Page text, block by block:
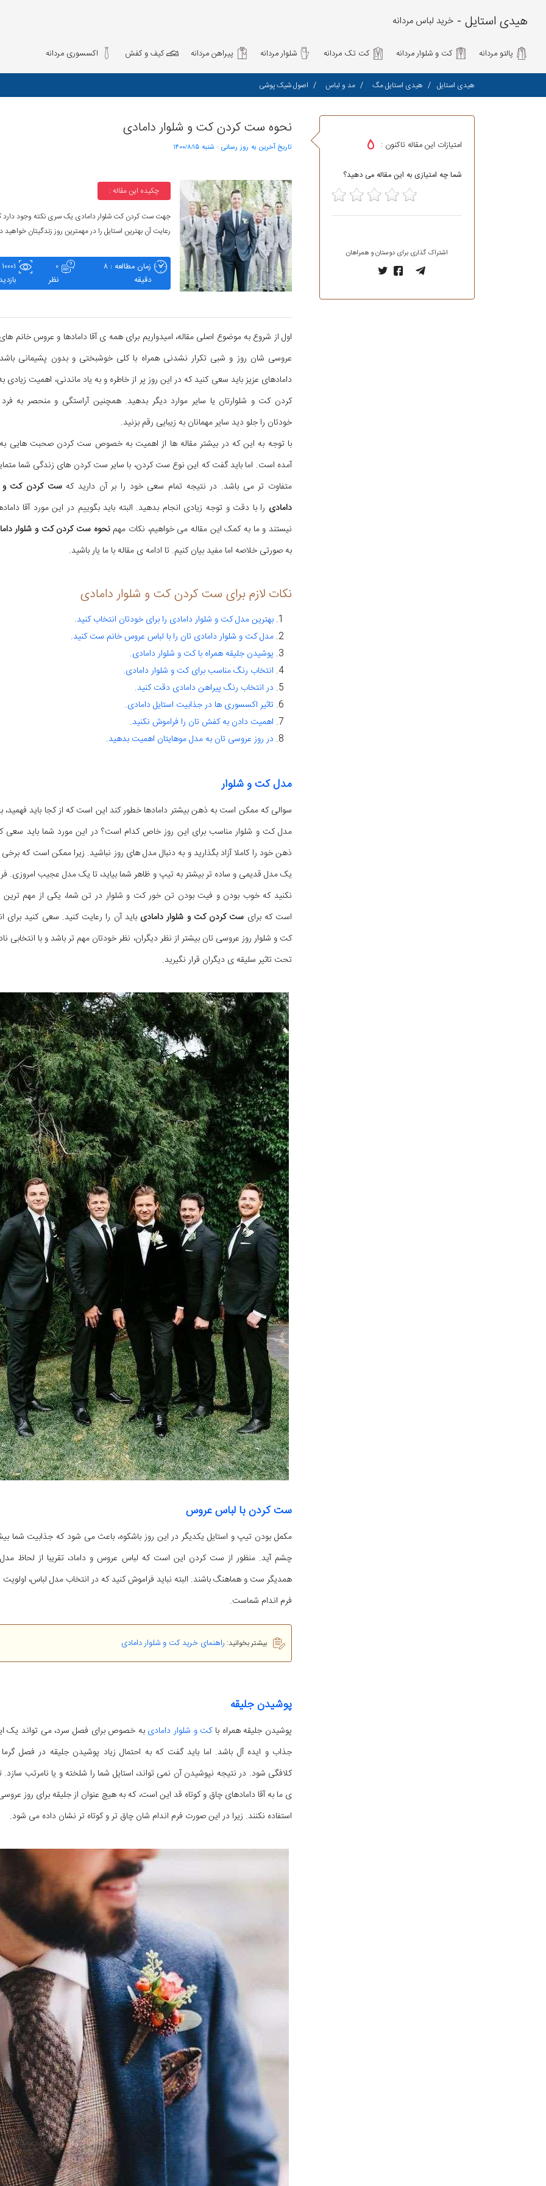
هیدی استایل - خرید لباس مردانه
پالتو مردانه کت و شلوار مردانه کت تک مردانه شلوار مردانه پیراهن مردانه کیف و کفش اکسسوری مردانه
هیدی استایل هیدی استایل مگ مد و لباس اصول شیک پوشی
امتیازات این مقاله تاکنون : 5
شما چه امتیازی به این مقاله می دهید؟
اشتراک گذاری برای دوستان و همراهان
نحوه ست کردن کت و شلوار دامادی
تاریخ آخرین به روز رسانی : ۱۴۰۰/۸/۱۵ شنبه
چکیده این مقاله :
جهت ست کردن کت شلوار دامادی یک سری نکته وجود دارد
رعایت آن بهترین استایل را در مهمترین روز زندگیتان
زمان مطالعه : 8
دقیقه
0
نظر
10001
بازدید
اول از شروع به موضوع اصلی مقاله، امیدواریم برای همه ی آقا دامادها و عروس خانم های
عروسی شان روز و شبی تکرار نشدنی همراه با کلی خوشبختی و بدون پشیمانی
دامادهای عزیز باید سعی کنید که در این روز پر از خاطره و به یاد ماندنی، اهمیت
کردن کت و شلوارتان یا سایر موارد دیگر بدهید. همچنین آراستگی و منحصر به
خودتان را جلو دید سایر مهمانان به زیبایی رقم بزنید.
با توجه به این که در بیشتر مقاله ها از اهمیت به خصوص ست کردن صحبت هایی
آمده است. اما باید گفت که این نوع ست کردن، با سایر ست کردن های زندگی شما
متفاوت تر می باشد. در نتیجه تمام سعی خود را بر آن دارید کهست کردن کت و
دامادی را با دقت و توجه زیادی انجام بدهید. البته باید بگوییم در این مورد آقا
نیستند و ما به کمک این مقاله می خواهیم، نکات مهمنحوه ست کردن کت و شلوار
به صورتی خلاصه اما مفید بیان کنیم. تا ادامه ی مقاله با ما یار باشید.
نکات لازم برای ست کردن کت و شلوار دامادی
بهترین مدل کت و شلوار دامادی را برای خودتان انتخاب کنید.
مدل کت و شلوار دامادی تان را با لباس عروس خانم ست کنید.
پوشیدن جلیقه همراه با کت و شلوار دامادی.
انتخاب رنگ مناسب برای کت و شلوار دامادی.
در انتخاب رنگ پیراهن دامادی دقت کنید.
تاثیر اکسسوری ها در جذابیت استایل دامادی.
اهمیت دادن به کفش تان را فراموش نکنید.
در روز عروسی تان به مدل موهایتان اهمیت بدهید.
مدل کت و شلوار
سوالی که ممکن است به ذهن بیشتر دامادها خطور کند این است که از کجا باید فهمید،
مدل کت و شلوار مناسب برای این روز خاص کدام است؟ در این مورد شما باید سعی
ذهن خود را کاملا آزاد بگذارید و به دنبال مدل های روز نباشید. زیرا ممکن است که برخی
یک مدل قدیمی و ساده تر بیشتر به تیپ و ظاهر شما بیاید، تا یک مدل عجیب امروزی.
نکنید که خوب بودن و فیت بودن تن خور کت و شلوار در تن شما، یکی از مهم ترین
است که برای ست کردن کت و شلوار دامادی باید آن را رعایت کنید. سعی کنید برای
کت و شلوار روز عروسی تان بیشتر از نظر دیگران، نظر خودتان مهم تر باشد و با انتخابی
تحت تاثیر سلیقه ی دیگران قرار نگیرید.
ست کردن با لباس عروس
مکمل بودن تیپ و استایل یکدیگر در این روز باشکوه، باعث می شود که جذابیت شما
چشم آید. منظور از ست کردن این است که لباس عروس و داماد، تقریبا از لحاظ مدل
همدیگر ست و هماهنگ باشند. البته نباید فراموش کنید که در انتخاب مدل لباس، اولویت
فرم اندام شماست.
بیشتر بخوانید: راهنمای خرید کت و شلوار دامادی
پوشیدن جلیقه
پوشیدن جلیقه همراه باکت و شلوار دامادی به خصوص برای فصل سرد، می تواند یک
جذاب و ایده آل باشد. اما باید گفت که به احتمال زیاد پوشیدن جلیقه در فصل
کلافگی شود. در نتیجه نپوشیدن آن نمی تواند، استایل شما را شلخته و یا نامرتب سازد.
ی ما به آقا دامادهای چاق و کوتاه قد این است، که به هیچ عنوان از جلیقه برای روز
استفاده نکنند. زیرا در این صورت فرم اندام شان چاق تر و کوتاه تر نشان داده می شود.